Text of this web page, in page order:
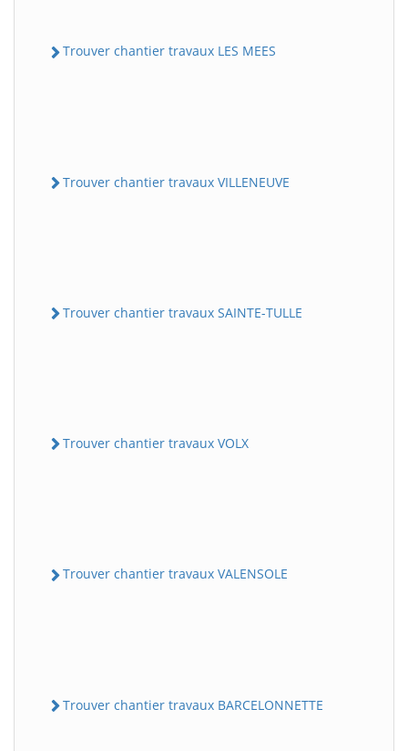
Trouver chantier travaux LES MEES
Trouver chantier travaux VILLENEUVE
Trouver chantier travaux SAINTE-TULLE
Trouver chantier travaux VOLX
Trouver chantier travaux VALENSOLE
Trouver chantier travaux BARCELONNETTE